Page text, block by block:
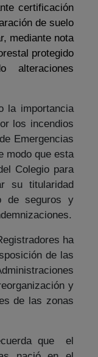
certificación
de suelo
mediante nota
protegido
alteraciones
la importancia
los incendios
Emergencias
modo que esta
Colegio para
su titularidad
de seguros y
ha
de las
y
de las zonas
que el